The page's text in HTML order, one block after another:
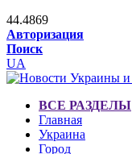
44.4869
Авторизация
Поиск
UA
ВСЕ РАЗДЕЛЫ
Главная
Украина
Город